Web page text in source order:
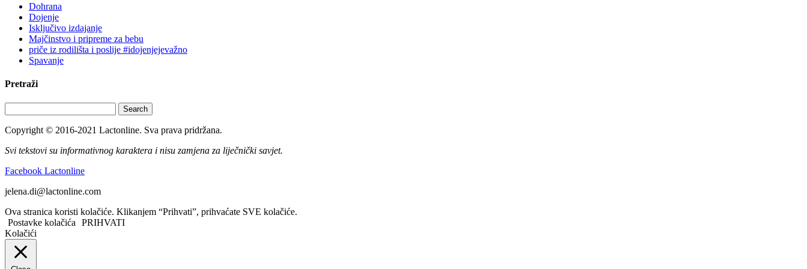
Dohrana
Dojenje
Isključivo izdajanje
Majčinstvo i pripreme za bebu
priče iz rodilišta i poslije #idojenjejevažno
Spavanje
Pretraži
Search
Copyright © 2016-2021 Lactonline. Sva prava pridržana.
Svi tekstovi su informativnog karaktera i nisu zamjena za liječnički savjet.
Facebook Lactonline
jelena.di@lactonline.com
Ova stranica koristi kolačiće. Klikanjem “Prihvati”, prihvaćate SVE kolačiće.
Postavke kolačića
PRIHVATI
Kolačići